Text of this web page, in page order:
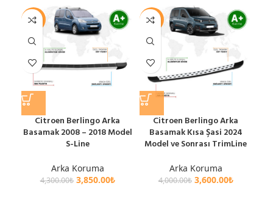
-10%
Citroen Berlingo Arka
Basamak 2008 – 2018 Model
S-Line
Arka Koruma
4,300.00₺ 3,850.00₺
-10%
Citroen Berlingo Arka
Basamak Kısa Şasi 2024
Model ve Sonrası TrimLine
Arka Koruma
4,000.00₺ 3,600.00₺